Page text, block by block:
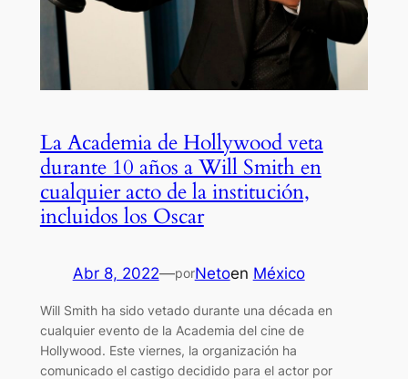
La Academia de Hollywood veta
durante 10 años a Will Smith en
cualquier acto de la institución,
incluidos los Oscar
Abr 8, 2022—porNetoen México
Will Smith ha sido vetado durante una década en
cualquier evento de la Academia del cine de
Hollywood. Este viernes, la organización ha
comunicado el castigo decidido para el actor por